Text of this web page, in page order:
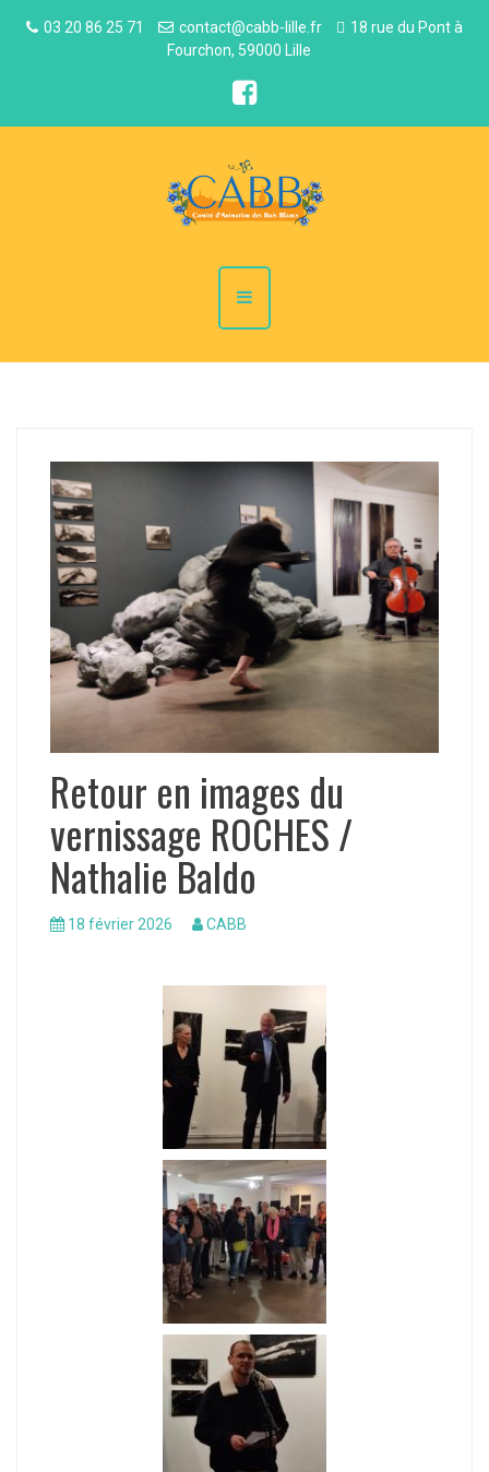
03 20 86 25 71 contact@cabb-lille.fr
18 rue du Pont à
Fourchon, 59000 Lille
Retour en images du
vernissage ROCHES /
Nathalie Baldo
18 février 2026 CABB